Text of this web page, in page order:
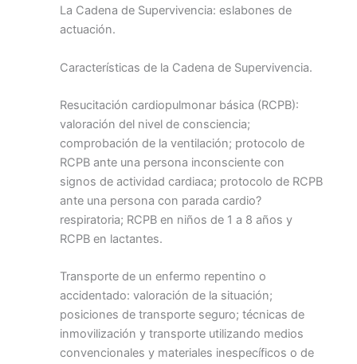
La Cadena de Supervivencia: eslabones de
actuación.
Características de la Cadena de Supervivencia.
Resucitación cardiopulmonar básica (RCPB):
valoración del nivel de consciencia;
comprobación de la ventilación; protocolo de
RCPB ante una persona inconsciente con
signos de actividad cardiaca; protocolo de RCPB
ante una persona con parada cardio?
respiratoria; RCPB en niños de 1 a 8 años y
RCPB en lactantes.
Transporte de un enfermo repentino o
accidentado: valoración de la situación;
posiciones de transporte seguro; técnicas de
inmovilización y transporte utilizando medios
convencionales y materiales inespecíficos o de